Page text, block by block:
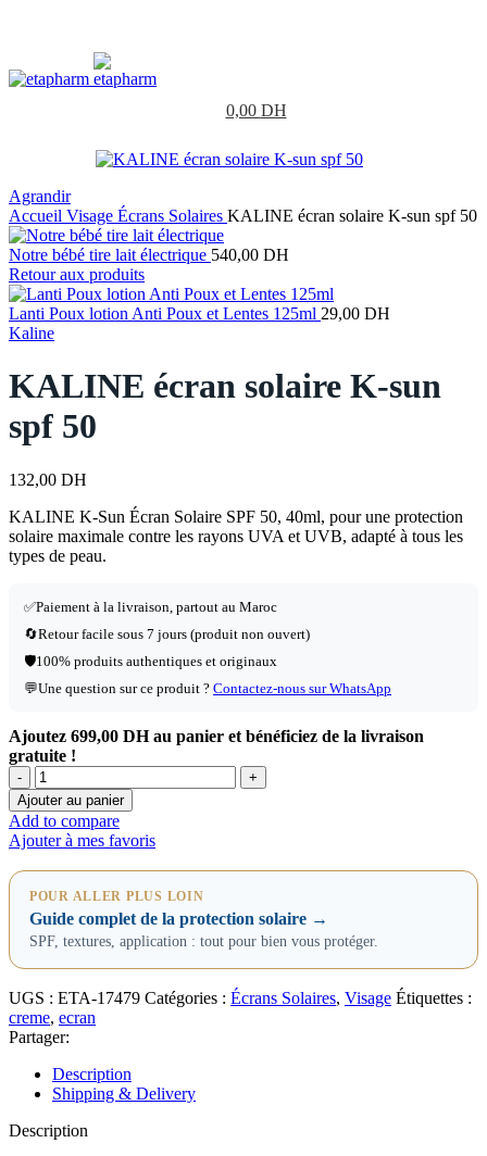
0,00 DH
Agrandir
Accueil Visage Écrans Solaires KALINE écran solaire K-sun spf 50
Notre bébé tire lait électrique 540,00 DH
Retour aux produits
Lanti Poux lotion Anti Poux et Lentes 125ml 29,00 DH
Kaline
KALINE écran solaire K-sun
spf 50
132,00 DH
KALINE K-Sun Écran Solaire SPF 50, 40ml, pour une protection
solaire maximale contre les rayons UVA et UVB, adapté à tous les
types de peau.
✅Paiement à la livraison, partout au Maroc
🔄Retour facile sous 7 jours (produit non ouvert)
🛡️100% produits authentiques et originaux
💬Une question sur ce produit ? Contactez-nous sur WhatsApp
Ajoutez 699,00 DHau panier et bénéficiez de la livraison
gratuite !
Ajouter au panier
Add to compare
Ajouter à mes favoris
POUR ALLER PLUS LOIN
Guide complet de la protection solaire →
SPF, textures, application : tout pour bien vous protéger.
UGS : ETA-17479 Catégories : Écrans Solaires, Visage Étiquettes :
creme, ecran
Partager:
Description
Shipping & Delivery
Description